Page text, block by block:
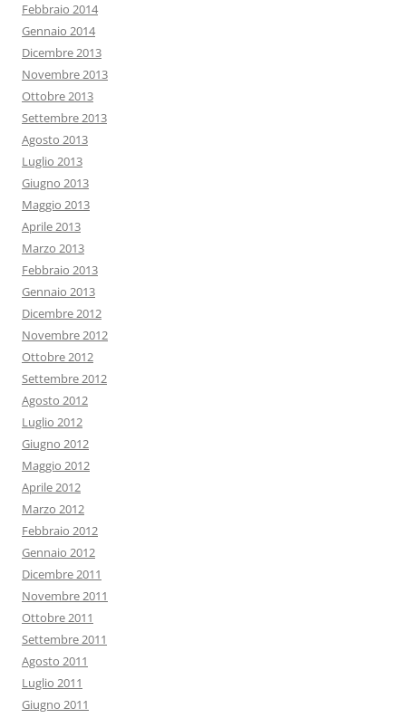
Febbraio 2014
Gennaio 2014
Dicembre 2013
Novembre 2013
Ottobre 2013
Settembre 2013
Agosto 2013
Luglio 2013
Giugno 2013
Maggio 2013
Aprile 2013
Marzo 2013
Febbraio 2013
Gennaio 2013
Dicembre 2012
Novembre 2012
Ottobre 2012
Settembre 2012
Agosto 2012
Luglio 2012
Giugno 2012
Maggio 2012
Aprile 2012
Marzo 2012
Febbraio 2012
Gennaio 2012
Dicembre 2011
Novembre 2011
Ottobre 2011
Settembre 2011
Agosto 2011
Luglio 2011
Giugno 2011